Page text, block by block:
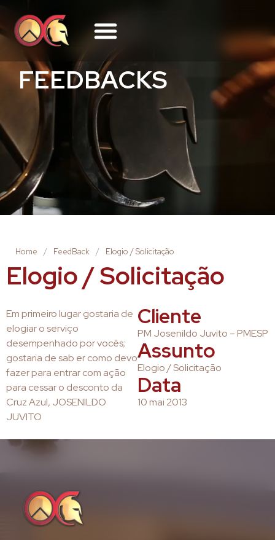
FEEDBACKS
Home / FeedBack / Elogio / Solicitação
Elogio / Solicitação
Em primeiro lugar gostaria de
elogiar o serviço
desempenhado por vocês;
gostaria de sab er como devo
fazer para entrar com ação
para cessar o desconto da
Cruz Azul, JOSENILDO
JUVITO
Cliente
PM Josenildo Juvito – PMESP
Assunto
Elogio / Solicitação
Data
10 mai 2013